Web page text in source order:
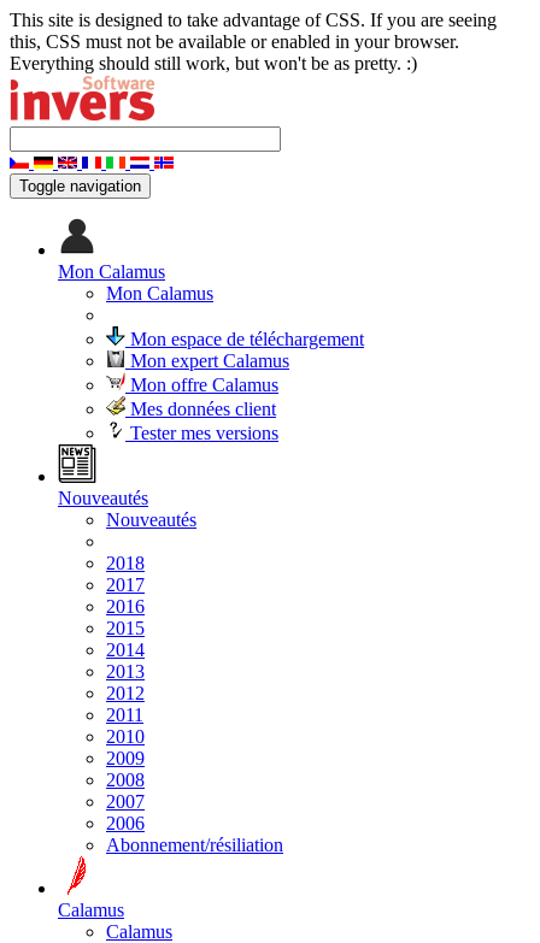
This site is designed to take advantage of CSS. If you are seeing
this, CSS must not be available or enabled in your browser.
Everything should still work, but won't be as pretty. :)
Toggle navigation
Mon Calamus
Mon Calamus
Mon espace de téléchargement
Mon expert Calamus
Mon offre Calamus
Mes données client
Tester mes versions
Nouveautés
Nouveautés
2018
2017
2016
2015
2014
2013
2012
2011
2010
2009
2008
2007
2006
Abonnement/résiliation
Calamus
Calamus